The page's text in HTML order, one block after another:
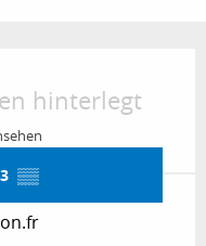
hinterlegt
▒▒